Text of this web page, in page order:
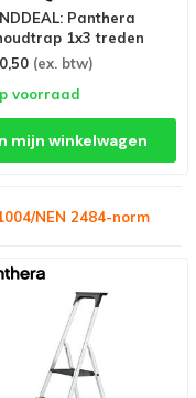
Panthera
1x3 treden
(ex. btw)
voorraad
mijn winkelwagen
NEN 2484-norm